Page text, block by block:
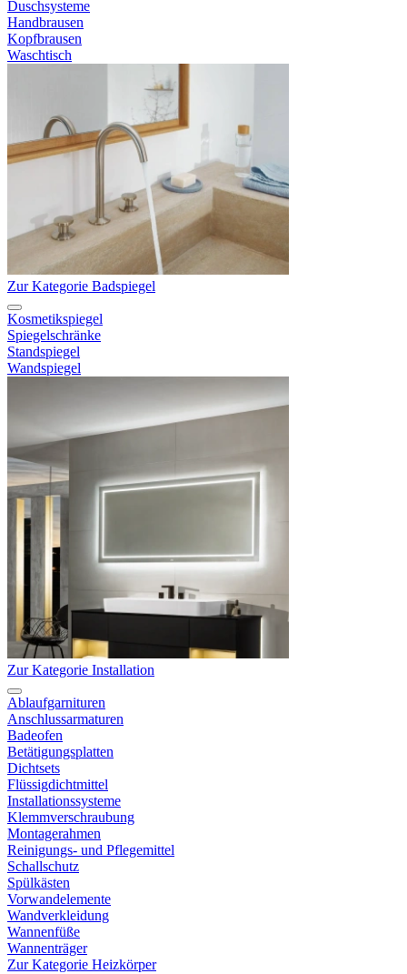
Duschsysteme
Handbrausen
Kopfbrausen
Waschtisch
Zur Kategorie Badspiegel
Kosmetikspiegel
Spiegelschränke
Standspiegel
Wandspiegel
Zur Kategorie Installation
Ablaufgarnituren
Anschlussarmaturen
Badeofen
Betätigungsplatten
Dichtsets
Flüssigdichtmittel
Installationssysteme
Klemmverschraubung
Montagerahmen
Reinigungs- und Pflegemittel
Schallschutz
Spülkästen
Vorwandelemente
Wandverkleidung
Wannenfüße
Wannenträger
Zur Kategorie Heizkörper